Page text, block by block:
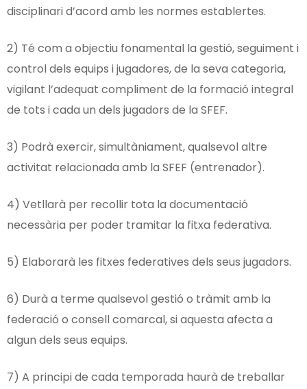
disciplinari d’acord amb les normes establertes.
2) Té com a objectiu fonamental la gestió, seguiment i
control dels equips i jugadores, de la seva categoria,
vigilant l’adequat compliment de la formació integral
de tots i cada un dels jugadors de la SFEF.
3) Podrà exercir, simultàniament, qualsevol altre
activitat relacionada amb la SFEF (entrenador).
4) Vetllarà per recollir tota la documentació
necessària per poder tramitar la fitxa federativa.
5) Elaborarà les fitxes federatives dels seus jugadors.
6) Durà a terme qualsevol gestió o tràmit amb la
federació o consell comarcal, si aquesta afecta a
algun dels seus equips.
7) A principi de cada temporada haurà de treballar